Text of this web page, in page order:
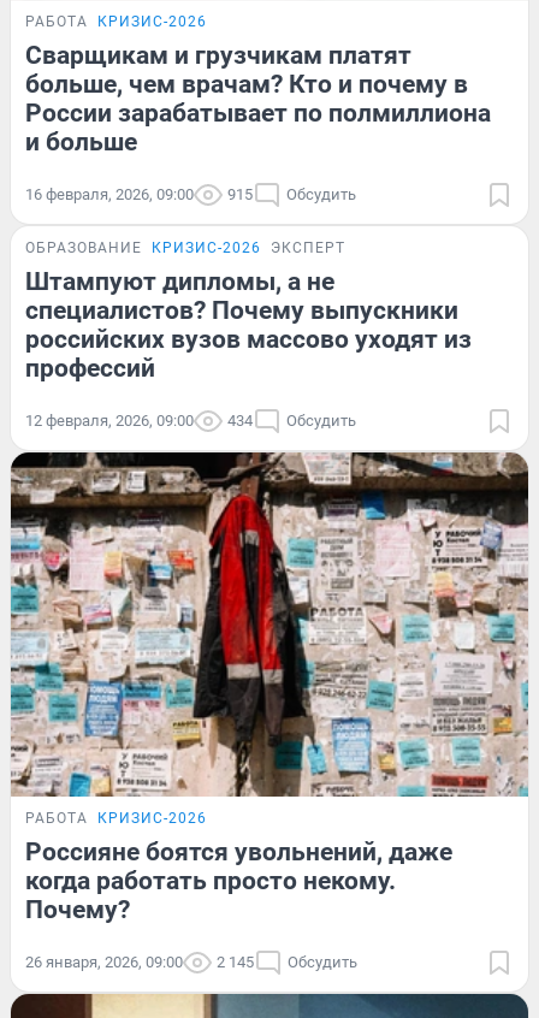
РАБОТА КРИЗИС-2026
Сварщикам и грузчикам платят
больше, чем врачам? Кто и почему в
России зарабатывает по полмиллиона
и больше
16 февраля, 2026, 09:00 915 Обсудить
ОБРАЗОВАНИЕ КРИЗИС-2026 ЭКСПЕРТ
Штампуют дипломы, а не
специалистов? Почему выпускники
российских вузов массово уходят из
профессий
12 февраля, 2026, 09:00 434 Обсудить
РАБОТА КРИЗИС-2026
Россияне боятся увольнений, даже
когда работать просто некому.
Почему?
26 января, 2026, 09:00 2 145 Обсудить